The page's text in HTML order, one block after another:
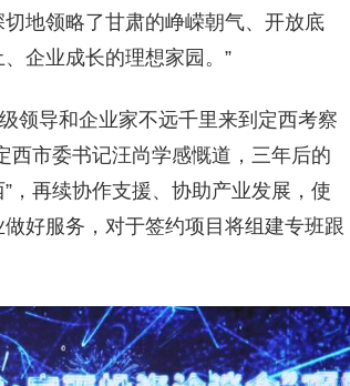
地领略了甘肃的峥嵘朝气、开放底
企业成长的理想家园。”
领导和企业家不远千里来到定西考察
西市委书记汪尚学感慨道，三年后的
，再续协作支援、协助产业发展，使
好服务，对于签约项目将组建专班跟